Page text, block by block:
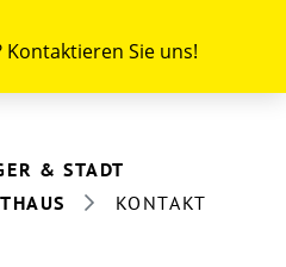
Sie uns!
& STADT
KONTAKT